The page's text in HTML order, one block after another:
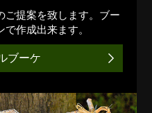
ご提案を致します。ブー
作成出来ます。
ブーケ